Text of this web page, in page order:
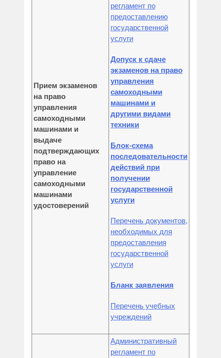
Прием экзаменов
на право
управления
самоходными
машинами и
выдаче
подтверждающих
право на
управление
самоходными
машинами
удостоверений
регламент по
предоставлению
государственной
услуги
Допуск к сдаче
экзаменов на право
управления
самоходными
машинами и
другими видами
техники
Блок-схема
последовательности
действий при
получении
государственной
услуги
Перечень документов,
необходимых для
предоставления
государственной
услуги
Бланк заявления
Перечень учебных
учреждений
Административный
регламент по